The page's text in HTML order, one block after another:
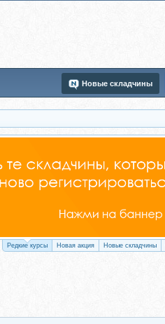
Новые складчины
Редкие курсы Новая акция Новые складчины